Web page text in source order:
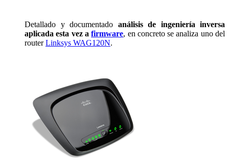
Detallado y documentado análisis de ingeniería inversa
aplicada esta vez afirmware, en concreto se analiza uno del
routerLinksys WAG120N.